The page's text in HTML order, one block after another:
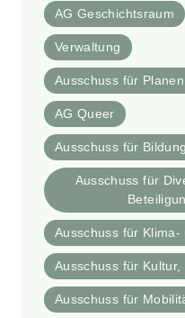
AG Geschichtsraum
Verwaltung
Ausschuss für
AG Queer
Ausschuss für
Ausschuss für
Ausschuss für Klima-
Ausschuss für
Ausschuss für